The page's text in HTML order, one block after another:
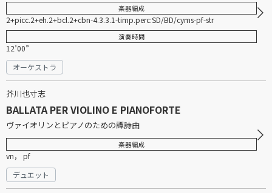
楽器編成
2+picc.2+eh.2+bcl.2+cbn-4.3.3.1-timp.perc:SD/BD/cyms-pf-str
演奏時間
12’00”
オーケストラ
芥川也寸志
BALLATA PER VIOLINO E PIANOFORTE
ヴァイオリンとピアノのための譚詩曲
楽器編成
vn， pf
デュエット